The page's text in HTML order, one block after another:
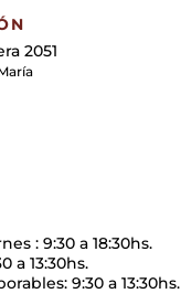
2051
: 9:30 a 18:30hs.
a 13:30hs.
9:30 a 13:30hs.